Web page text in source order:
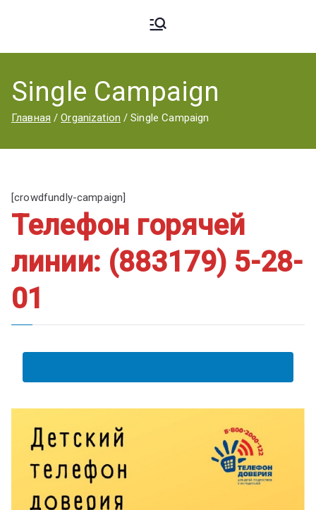
Ардато
вский
Аграрн
ый
Техник
ум
аграрный
техникум».
Single Campaign
Главная Organization Single Campaign
[crowdfundly-campaign]
Телефон горячей
линии: (883179) 5-28-
01